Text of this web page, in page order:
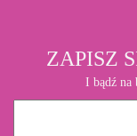
ZAPISZ
I bądź na